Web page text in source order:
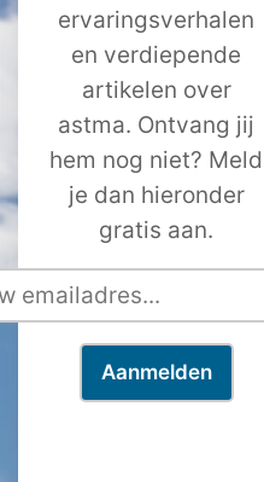
ervaringsverhalen
en verdiepende
artikelen over
astma. Ontvang jij
hem nog niet? Meld
je dan hieronder
gratis aan.